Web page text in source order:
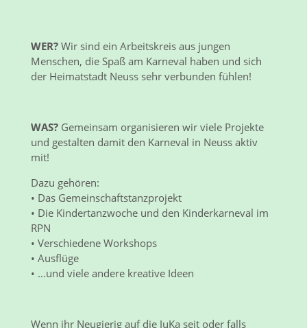
WER?Wir sind ein Arbeitskreis aus jungen
Menschen, die Spaß am Karneval haben und sich
der Heimatstadt Neuss sehr verbunden fühlen!
WAS?Gemeinsam organisieren wir viele Projekte
und gestalten damit den Karneval in Neuss aktiv
mit!
Dazu gehören:
• Das Gemeinschaftstanzprojekt
• Die Kindertanzwoche und den Kinderkarneval im
RPN
• Verschiedene Workshops
• Ausflüge
• …und viele andere kreative Ideen
Wenn ihr Neugierig auf die JuKa seit oder falls